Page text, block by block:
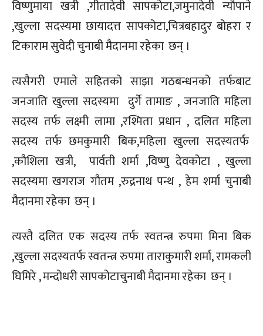
विष्णुमाया खत्री ,गीतादेवी सापकोटा,जमुनादेवी न्यौपाने
,खुल्ला सदस्यमा छायादत्त सापकोटा,चित्रबहादुर बोहरा र
टिकाराम सुवेदी चुनाबी मैदानमा रहेका छन् ।
त्यसैगरी एमाले सहितको साझा गठबन्धनको तर्फबाट
जनजाति खुल्ला सदस्यमा दुर्गे तामाङ , जनजाति महिला
सदस्य तर्फ लक्ष्मी लामा ,रश्मिता प्रधान , दलित महिला
सदस्य तर्फ छमकुमारी बिक,महिला खुल्ला सदस्यतर्फ
,कौशिला खत्री, पार्वती शर्मा ,विष्णु देवकोटा , खुल्ला
सदस्यमा खगराज गौतम ,रुद्रनाथ पन्थ , हेम शर्मा चुनाबी
मैदानमा रहेका छन् ।
त्यस्तै दलित एक सदस्य तर्फ स्वतन्त्र रुपमा मिना बिक
,खुल्ला सदस्यतर्फ स्वतन्त्र रुपमा ताराकुमारी शर्मा, रामकली
घिमिरे , मन्दोधरी सापकोटाचुनाबी मैदानमा रहेका छन् ।